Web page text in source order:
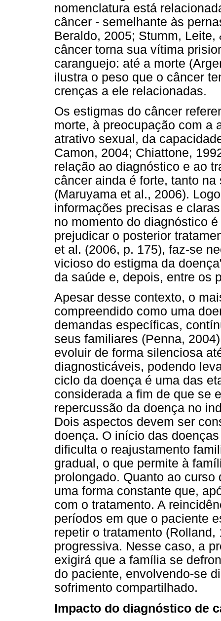
nomenclatura está
câncer - semelhante às
Beraldo, 2005; Stumm,
câncer torna sua vítima
caranguejo: até a morte
ilustra o peso que o câncer
crenças a ele relacionadas.
Os estigmas do câncer
morte, à preocupação com a
atrativo sexual, da
Camon, 2004; Chiattone,
relação ao diagnóstico e ao
câncer ainda é forte, tanto
(Maruyama et al., 2006).
informações precisas e
no momento do diagnóstico
prejudicar o posterior
et al. (2006, p. 175), faz-se
vicioso do estigma da
da saúde e, depois, entre os
Apesar desse contexto, o
compreendido como uma
demandas específicas,
seus familiares (Penna,
evoluir de forma silenciosa
diagnosticáveis, podendo
ciclo da doença é uma das
considerada a fim de que se
repercussão da doença no
Dois aspectos devem ser
doença. O início das
dificulta o reajustamento
gradual, o que permite à
prolongado. Quanto ao
uma forma constante que,
com o tratamento. A
períodos em que o paciente
repetir o tratamento
progressiva. Nesse caso, a
exigirá que a família se
do paciente, envolvendo-se
sofrimento compartilhado.
Impacto do diagnóstico de